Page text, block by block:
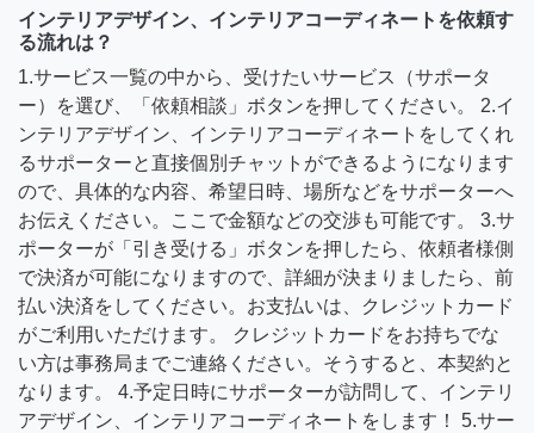
インテリアデザイン、インテリアコーディネートを依頼す
る流れは？
1.サービス一覧の中から、受けたいサービス（サポータ
ー）を選び、「依頼相談」ボタンを押してください。 2.イ
ンテリアデザイン、インテリアコーディネートをしてくれ
るサポーターと直接個別チャットができるようになります
ので、具体的な内容、希望日時、場所などをサポーターへ
お伝えください。ここで金額などの交渉も可能です。 3.サ
ポーターが「引き受ける」ボタンを押したら、依頼者様側
で決済が可能になりますので、詳細が決まりましたら、前
払い決済をしてください。お支払いは、クレジットカード
がご利用いただけます。 クレジットカードをお持ちでな
い方は事務局までご連絡ください。そうすると、本契約と
なります。 4.予定日時にサポーターが訪問して、インテリ
アデザイン、インテリアコーディネートをします！ 5.サー